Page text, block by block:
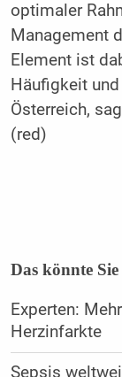
optimaler
Management
Element ist
Häufigkeit
Österreich,
(red)
Das könnte
Experten:
Herzinfarkte
Sepsis